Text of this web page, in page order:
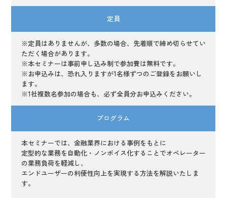
定員
※定員はありませんが、多数の場合、先着順で締め切らせてい
ただく場合があります。
※本セミナーは事前申し込み制で参加費は無料です。
※お申込みは、恐れ入りますが1名様ずつのご登録をお願いし
ます。
※1社複数名参加の場合も、必ず全員分お申込みください。
プログラム
本セミナーでは、金融業界における事例をもとに
定型的な業務を自動化・ノンボイス化することでオペレーター
の業務負荷を軽減し、
エンドユーザーの利便性向上を実現する方法を解説いたしま
す。